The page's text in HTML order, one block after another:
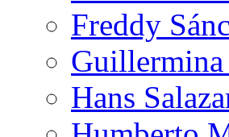
Freddy
Guillermina
Hans